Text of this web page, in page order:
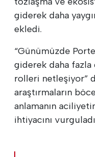
giderek daha
ekledi.
“Günümüzde
giderek daha fazla
rolleri netleşiyor”
araştırmaların
anlamanın
ihtiyacını